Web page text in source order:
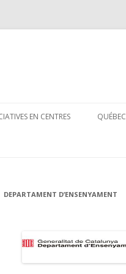
EN CENTRES QUÉBEC
DEPARTAMENT D’ENSENYAMENT